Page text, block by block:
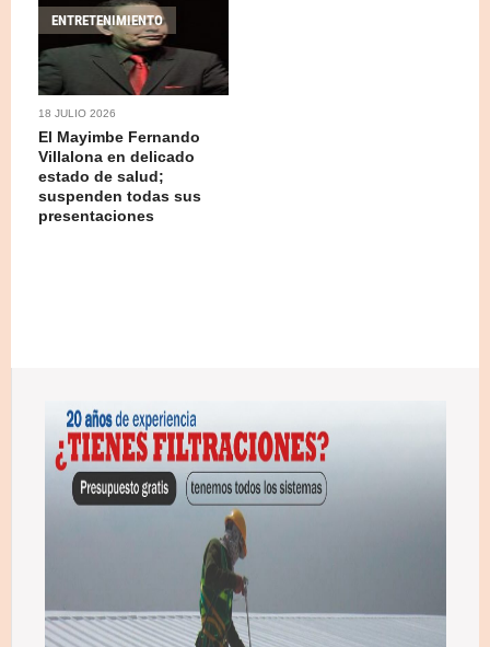
ENTRETENIMIENTO
18 JULIO 2026
El Mayimbe Fernando
Villalona en delicado
estado de salud;
suspenden todas sus
presentaciones